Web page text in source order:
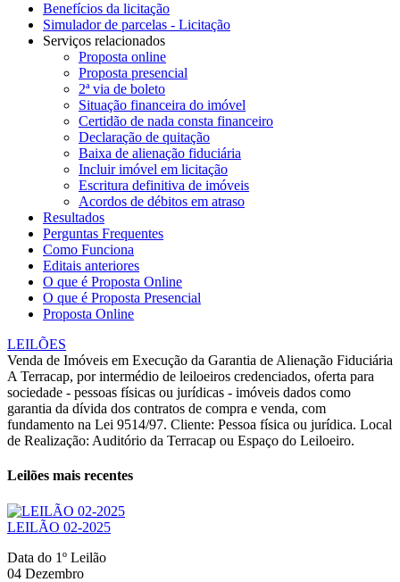
Benefícios da licitação
Simulador de parcelas - Licitação
Serviços relacionados
Proposta online
Proposta presencial
2ª via de boleto
Situação financeira do imóvel
Certidão de nada consta financeiro
Declaração de quitação
Baixa de alienação fiduciária
Incluir imóvel em licitação
Escritura definitiva de imóveis
Acordos de débitos em atraso
Resultados
Perguntas Frequentes
Como Funciona
Editais anteriores
O que é Proposta Online
O que é Proposta Presencial
Proposta Online
LEILÕES
Venda de Imóveis em Execução da Garantia de Alienação Fiduciária
A Terracap, por intermédio de leiloeiros credenciados, oferta para
sociedade - pessoas físicas ou jurídicas - imóveis dados como
garantia da dívida dos contratos de compra e venda, com
fundamento na Lei 9514/97. Cliente: Pessoa física ou jurídica. Local
de Realização: Auditório da Terracap ou Espaço do Leiloeiro.
Leilões mais recentes
LEILÃO 02-2025
Data do 1º Leilão
04 Dezembro